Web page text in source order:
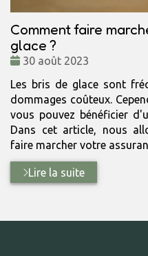
Comment faire
glace ?
Date
30 août 2023
Les bris de glace sont
dommages coûteux.
vous pouvez bénéficier
Dans cet article, nous
faire marcher votre
Lire la suite